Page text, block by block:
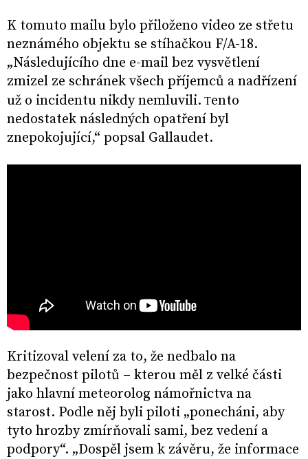
K tomuto mailu bylo přiloženo video ze střetu
neznámého objektu se stíhačkou F/A-18.
„Následujícího dne e-mail bez vysvětlení
zmizel ze schránek všech příjemců a nadřízení
už o incidentu nikdy nemluvili. Tento
nedostatek následných opatření byl
znepokojující,“ popsal Gallaudet.
Kritizoval velení za to, že nedbalo na
bezpečnost pilotů – kterou měl z velké části
jako hlavní meteorolog námořnictva na
starost. Podle něj byli piloti „ponecháni, aby
tyto hrozby zmírňovali sami, bez vedení a
podpory“. „Dospěl jsem k závěru, že informace